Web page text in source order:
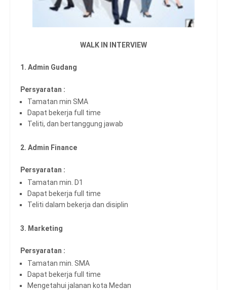
WALK IN INTERVIEW
1. Admin Gudang
Persyaratan :
Tamatan min SMA
Dapat bekerja full time
Teliti, dan bertanggung jawab
2. Admin Finance
Persyaratan :
Tamatan min. D1
Dapat bekerja full time
Teliti dalam bekerja dan disiplin
3. Marketing
Persyaratan :
Tamatan min. SMA
Dapat bekerja full time
Mengetahui jalanan kota Medan